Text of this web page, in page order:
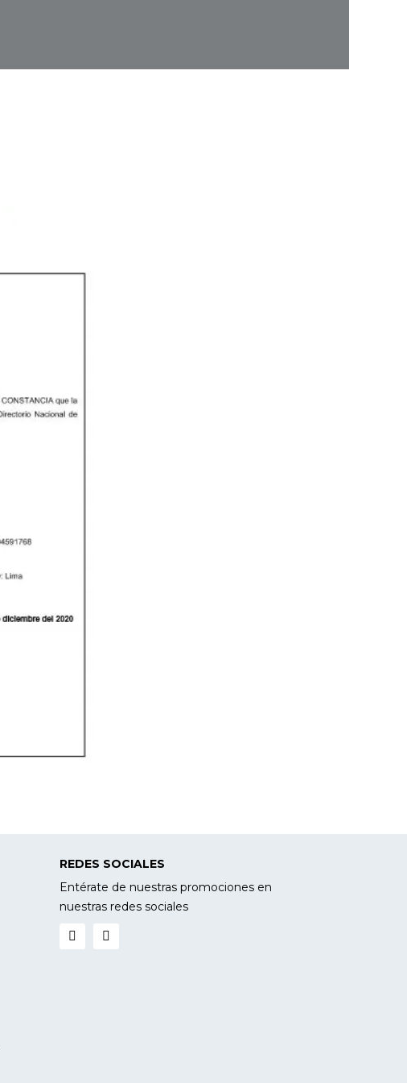
REDES SOCIALES
Entérate de nuestras promociones en
nuestras redes sociales
FacebookInstagram